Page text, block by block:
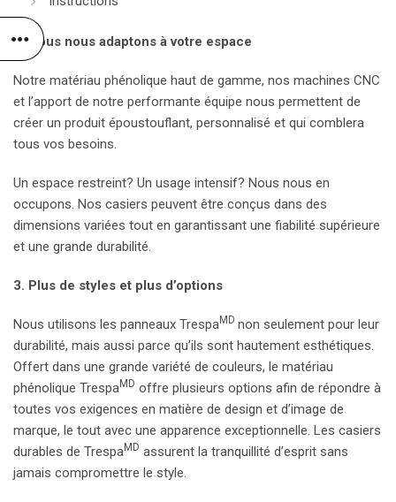
2. Nous nous adaptons à votre espace
Notre matériau phénolique haut de gamme, nos machines CNC
et l’apport de notre performante équipe nous permettent de
créer un produit époustouflant, personnalisé et qui comblera
tous vos besoins.
Un espace restreint? Un usage intensif? Nous nous en
occupons. Nos casiers peuvent être conçus dans des
dimensions variées tout en garantissant une fiabilité supérieure
et une grande durabilité.
3. Plus de styles et plus d’options
Nous utilisons les panneaux TrespaMD non seulement pour leur
durabilité, mais aussi parce qu’ils sont hautement esthétiques.
Offert dans une grande variété de couleurs, le matériau
phénolique TrespaMD offre plusieurs options afin de répondre à
toutes vos exigences en matière de design et d’image de
marque, le tout avec une apparence exceptionnelle. Les casiers
durables de TrespaMD assurent la tranquillité d’esprit sans
jamais compromettre le style.